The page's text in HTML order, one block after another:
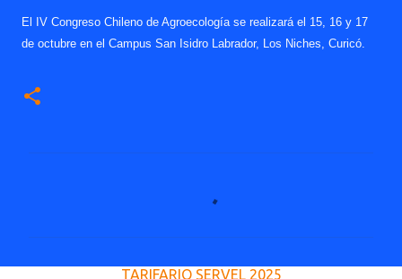
El IV Congreso Chileno de Agroecología se realizará el 15, 16 y 17
de octubre en el Campus San Isidro Labrador, Los Niches, Curicó.
TARIFARIO SERVEL 2025